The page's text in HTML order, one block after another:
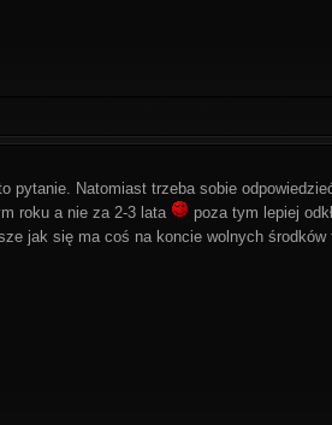
pytanie. Natomiast trzeba sobie
roku a nie za 2-3 lata
poza tym lepiej
jak się ma coś na koncie wolnych